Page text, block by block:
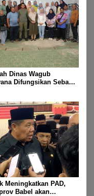
Dinas Wagub
Difungsikan Sebagai
Meningkatkan PAD,
Babel akan